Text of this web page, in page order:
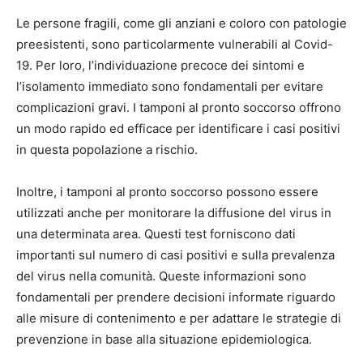
Le persone fragili, come gli anziani e coloro con patologie
preesistenti, sono particolarmente vulnerabili al Covid-
19. Per loro, l’individuazione precoce dei sintomi e
l’isolamento immediato sono fondamentali per evitare
complicazioni gravi. I tamponi al pronto soccorso offrono
un modo rapido ed efficace per identificare i casi positivi
in questa popolazione a rischio.
Inoltre, i tamponi al pronto soccorso possono essere
utilizzati anche per monitorare la diffusione del virus in
una determinata area. Questi test forniscono dati
importanti sul numero di casi positivi e sulla prevalenza
del virus nella comunità. Queste informazioni sono
fondamentali per prendere decisioni informate riguardo
alle misure di contenimento e per adattare le strategie di
prevenzione in base alla situazione epidemiologica.